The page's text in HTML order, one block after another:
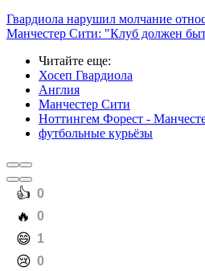
Гвардиола нарушил молчание
Манчестер Сити: "Клуб должен
Читайте еще:
Хосеп Гвардиола
Англия
Манчестер Сити
Ноттингем Форест -
футбольные курьёзы
️👍 0
️🔥 0
️😄 1
️😢 0